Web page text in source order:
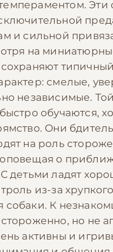
Эти
и сильной
на
типичный
смелые,
независимые.
обучаются,
Они
на роль
о
детьми ладят
из-за хрупкого
собаки. К
но не
активны и